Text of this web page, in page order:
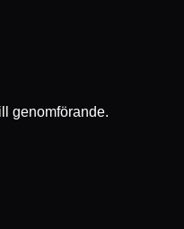
genomförande.